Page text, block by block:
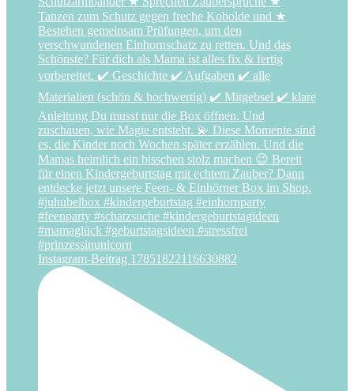
Instagram-Beitrag 17851822116630882